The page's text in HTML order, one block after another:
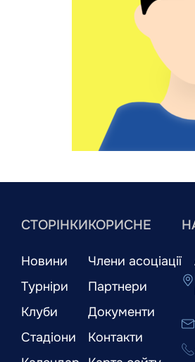
СТОРІНКИ
Новини
Турніри
Клуби
Стадіони
КОРИСНЕ
Члени асоціації
Партнери
Документи
Контакти